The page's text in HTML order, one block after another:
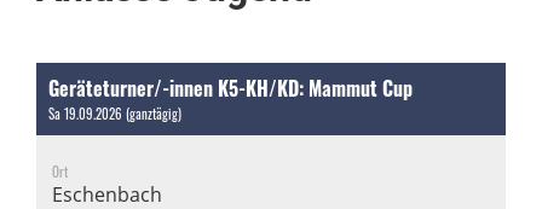
Geräteturner/-innen K5-KH/KD: Mammut Cup
Sa 19.09.2026 (ganztägig)
Ort
Eschenbach